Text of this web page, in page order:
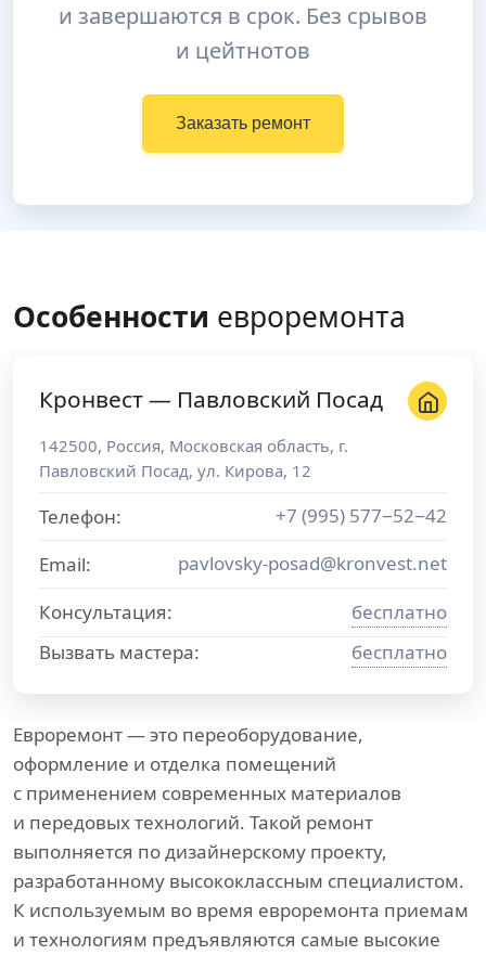
и завершаются в срок. Без срывов
и цейтнотов
Заказать ремонт
Особенности евроремонта
Евроремонт — это переоборудование,
оформление и отделка помещений
с применением современных материалов
и передовых технологий. Такой ремонт
выполняется по дизайнерскому проекту,
разработанному высококлассным специалистом.
К используемым во время евроремонта приемам
и технологиям предъявляются самые высокие
Кронвест — Павловский Посад
142500, Россия, Московская область, г.
Павловский Посад, ул. Кирова, 12
Телефон:
+7 (995) 577−52−42
Email:
pavlovsky-posad@kronvest.net
Консультация:
бесплатно
Вызвать мастера:
бесплатно